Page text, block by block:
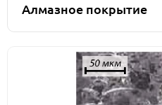
Алмазное покрытие